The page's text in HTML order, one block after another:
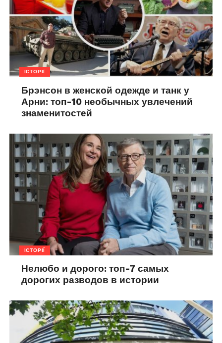
ІСТОРІЇ
Брэнсон в женской одежде и танк у
Арни: топ-10 необычных увлечений
знаменитостей
ІСТОРІЇ
Нелюбо и дорого: топ-7 самых
дорогих разводов в истории